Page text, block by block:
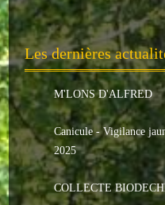
Le personnel communal
L'Echo de Nuaillé
Tarifs et locations
Galeries photos
INDISPENSABLES
Nouveaux arrivants
Les dernières
M'LONS D'ALFRED
Canicule - Vigilance
2025
COLLECTE